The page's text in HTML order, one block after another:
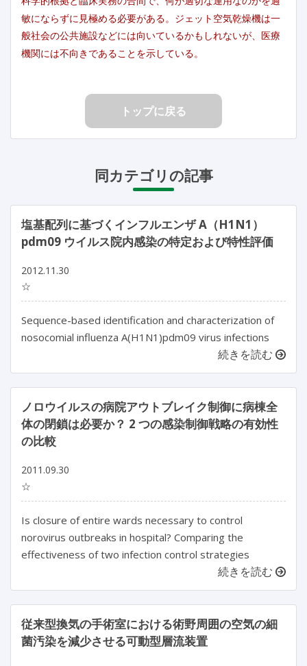
敏にならずに見極める必要がある。ジェット空気乾燥機は一
般社会の公共施設などには向いているかもしれないが、医療
機関には不向きであることを示している。
トップに戻る
同カテゴリの記事
塩基配列に基づくインフルエンザ A（H1N1）
pdm09 ウイルス院内感染の特定および特性評価
2012.11.30
☆
Sequence-based identification and characterization of
nosocomial influenza A(H1N1)pdm09 virus infections
続きを読む
ノロウイルスの病院アウトブレイク制御に病棟全
体の閉鎖は必要か？ 2 つの感染制御戦略の有効性
の比較
2011.09.30
☆
Is closure of entire wards necessary to control
norovirus outbreaks in hospital? Comparing the
effectiveness of two infection control strategies
続きを読む
従来型換気の手術室における術野周囲の空気の細
菌汚染を減少させる可動型層流装置